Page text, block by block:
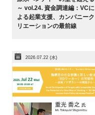
～ vol.24. 資金調達編：VCに
よる起業支援、カンパニーク
リエーションの最前線
2026.07.22 (水)